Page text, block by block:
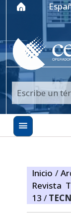
Ir al menú de
Ir al contenido
Ir al pie de
Inicio /
Revista
13 /